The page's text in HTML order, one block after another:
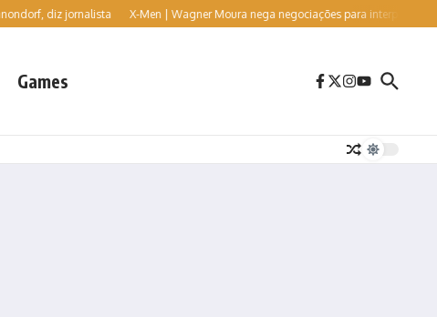
diz jornalista X-Men | Wagner Moura nega negociações para interpretar o vilão
Games